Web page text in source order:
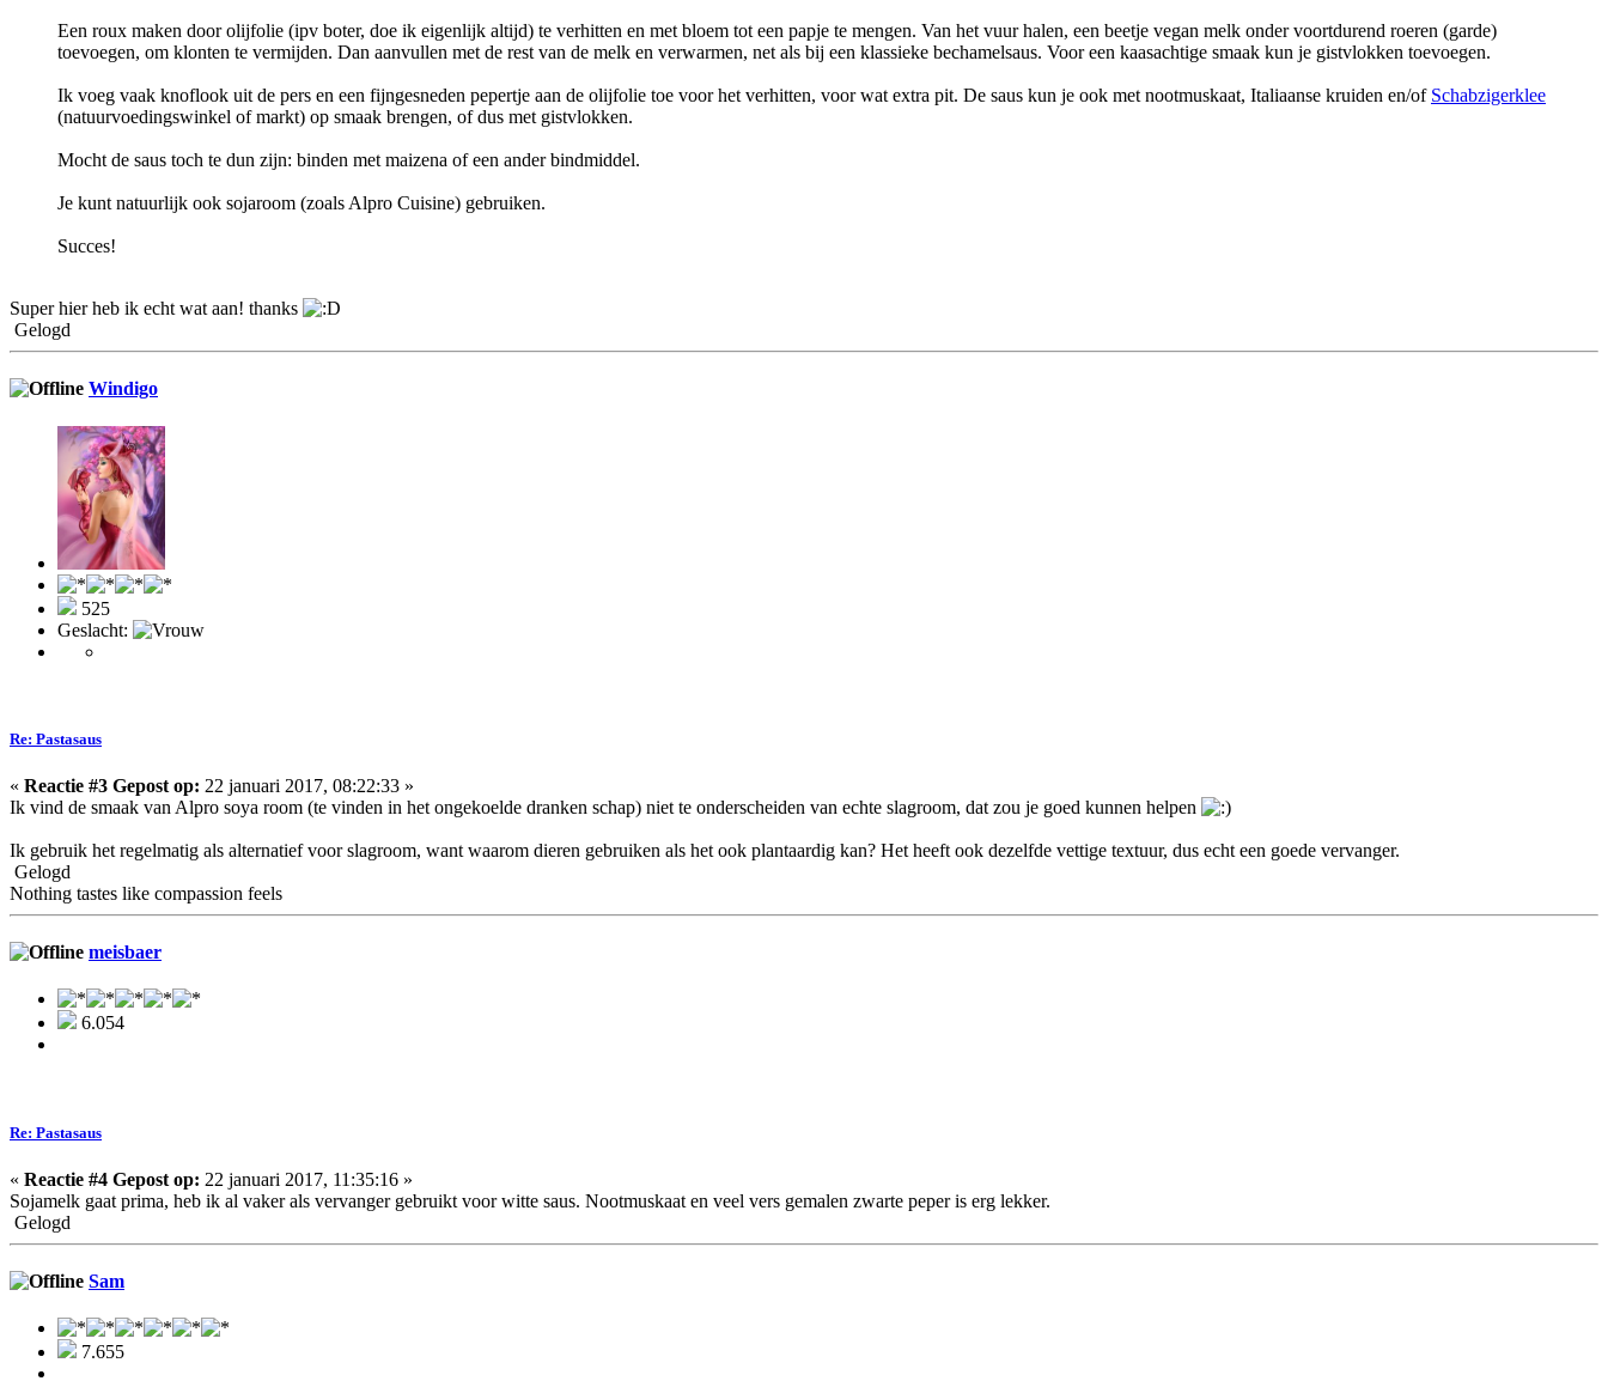
Een roux maken door olijfolie (ipv boter, doe ik eigenlijk altijd) te verhitten en met bloem tot een papje te mengen. Van het vuur halen, een beetje vegan melk onder voortdurend roeren (garde)
toevoegen, om klonten te vermijden. Dan aanvullen met de rest van de melk en verwarmen, net als bij een klassieke bechamelsaus. Voor een kaasachtige smaak kun je gistvlokken toevoegen.
Ik voeg vaak knoflook uit de pers en een fijngesneden pepertje aan de olijfolie toe voor het verhitten, voor wat extra pit. De saus kun je ook met nootmuskaat, Italiaanse kruiden en/of Schabzigerklee
(natuurvoedingswinkel of markt) op smaak brengen, of dus met gistvlokken.
Mocht de saus toch te dun zijn: binden met maizena of een ander bindmiddel.
Je kunt natuurlijk ook sojaroom (zoals Alpro Cuisine) gebruiken.
Succes!
Super hier heb ik echt wat aan! thanks
Gelogd
Windigo
525
Geslacht:
Re: Pastasaus
« Reactie #3 Gepost op: 22 januari 2017, 08:22:33 »
Ik vind de smaak van Alpro soya room (te vinden in het ongekoelde dranken schap) niet te onderscheiden van echte slagroom, dat zou je goed kunnen helpen
Ik gebruik het regelmatig als alternatief voor slagroom, want waarom dieren gebruiken als het ook plantaardig kan? Het heeft ook dezelfde vettige textuur, dus echt een goede vervanger.
Gelogd
Nothing tastes like compassion feels
meisbaer
6.054
Re: Pastasaus
« Reactie #4 Gepost op: 22 januari 2017, 11:35:16 »
Sojamelk gaat prima, heb ik al vaker als vervanger gebruikt voor witte saus. Nootmuskaat en veel vers gemalen zwarte peper is erg lekker.
Gelogd
Sam
7.655